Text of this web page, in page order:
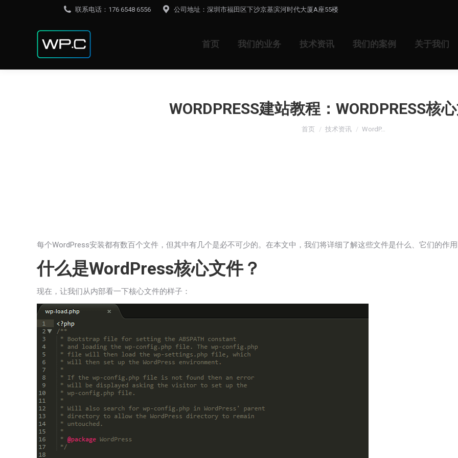
联系电话：176 6548 6556 公司地址：深圳市福田区下沙京基滨河时代大厦A座55楼
首页 我们的业务 技术资讯 我们的案例 关于我们
WORDPRESS建站教程：WORDPRESS核
您在这里：
首页 技术资讯 WordP…
每个WordPress安装都有数百个文件，但其中有几个是必不可少的。在本文中，我们将详细了解这些文件是什么、它们的作用
什么是WordPress核心文件？
现在，让我们从内部看一下核心文件的样子：